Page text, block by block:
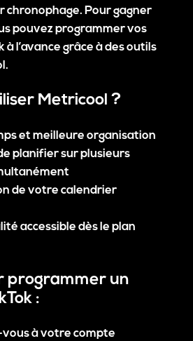
chronophage. Pour gagner
pouvez programmer vos
à l’avance grâce à des outils
.
Metricool ?
et meilleure organisation
planifier sur plusieurs
de votre calendrier
accessible dès le plan
programmer un
:
à votre compte